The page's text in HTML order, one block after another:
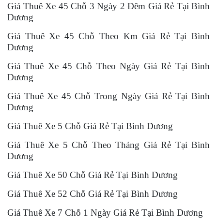
Giá Thuê Xe 45 Chỗ 3 Ngày 2 Đêm Giá Rẻ Tại Bình
Dương
Giá Thuê Xe 45 Chỗ Theo Km Giá Rẻ Tại Bình
Dương
Giá Thuê Xe 45 Chỗ Theo Ngày Giá Rẻ Tại Bình
Dương
Giá Thuê Xe 45 Chỗ Trong Ngày Giá Rẻ Tại Bình
Dương
Giá Thuê Xe 5 Chỗ Giá Rẻ Tại Bình Dương
Giá Thuê Xe 5 Chỗ Theo Tháng Giá Rẻ Tại Bình
Dương
Giá Thuê Xe 50 Chỗ Giá Rẻ Tại Bình Dương
Giá Thuê Xe 52 Chỗ Giá Rẻ Tại Bình Dương
Giá Thuê Xe 7 Chỗ 1 Ngày Giá Rẻ Tại Bình Dương